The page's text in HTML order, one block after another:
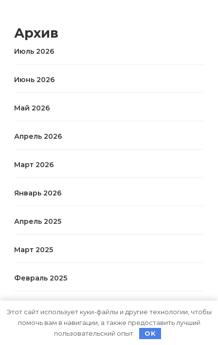
Архив
Июль 2026
Июнь 2026
Май 2026
Апрель 2026
Март 2026
Январь 2026
Апрель 2025
Март 2025
Февраль 2025
Декабрь 2024
Этот сайт использует куки-файлы и другие технологии, чтобы
помочь вам в навигации, а также предоставить лучший
пользовательский опыт.
OK